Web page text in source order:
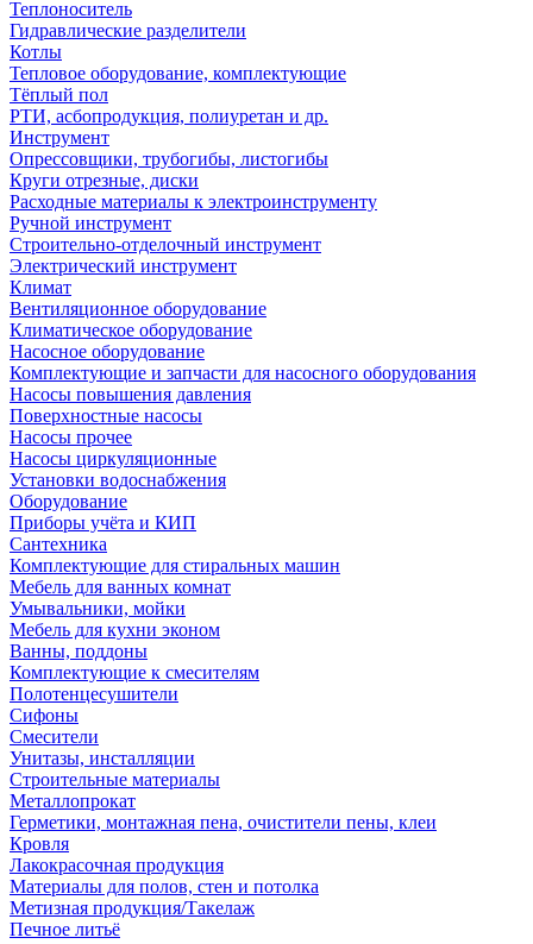
Теплоноситель
Гидравлические разделители
Котлы
Тепловое оборудование, комплектующие
Тёплый пол
РТИ, асбопродукция, полиуретан и др.
Инструмент
Опрессовщики, трубогибы, листогибы
Круги отрезные, диски
Расходные материалы к электроинструменту
Ручной инструмент
Строительно-отделочный инструмент
Электрический инструмент
Климат
Вентиляционное оборудование
Климатическое оборудование
Насосное оборудование
Комплектующие и запчасти для насосного оборудования
Насосы повышения давления
Поверхностные насосы
Насосы прочее
Насосы циркуляционные
Установки водоснабжения
Оборудование
Приборы учёта и КИП
Сантехника
Комплектующие для стиральных машин
Мебель для ванных комнат
Умывальники, мойки
Мебель для кухни эконом
Ванны, поддоны
Комплектующие к смесителям
Полотенцесушители
Сифоны
Смесители
Унитазы, инсталляции
Строительные материалы
Металлопрокат
Герметики, монтажная пена, очистители пены, клеи
Кровля
Лакокрасочная продукция
Материалы для полов, стен и потолка
Метизная продукция/Такелаж
Печное литьё